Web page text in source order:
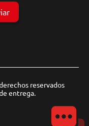
reservados
entrega.